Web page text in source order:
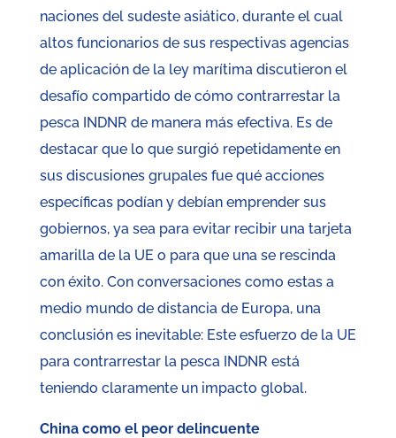
naciones del sudeste asiático, durante el cual
altos funcionarios de sus respectivas agencias
de aplicación de la ley marítima discutieron el
desafío compartido de cómo contrarrestar la
pesca INDNR de manera más efectiva. Es de
destacar que lo que surgió repetidamente en
sus discusiones grupales fue qué acciones
específicas podían y debían emprender sus
gobiernos, ya sea para evitar recibir una tarjeta
amarilla de la UE o para que una se rescinda
con éxito. Con conversaciones como estas a
medio mundo de distancia de Europa, una
conclusión es inevitable: Este esfuerzo de la UE
para contrarrestar la pesca INDNR está
teniendo claramente un impacto global.
China como el peor delincuente